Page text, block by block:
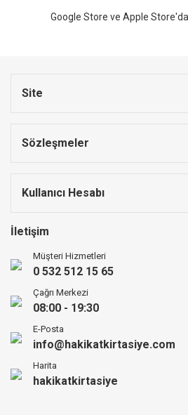
Google Store ve Apple
Site
Sözleşmeler
Kullanıcı Hesabı
İletişim
Müşteri Hizmetleri
0 532 512 15 65
Çağrı Merkezi
08:00 - 19:30
E-Posta
info@hakikatkirtasiye.com
Harita
hakikatkirtasiye